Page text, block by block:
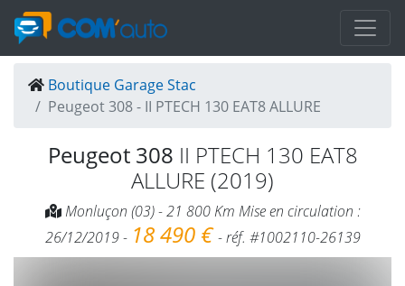
Boutique Garage Stac
Peugeot 308 - II PTECH 130 EAT8 ALLURE
Peugeot 308 II PTECH 130 EAT8
ALLURE (2019)
Monluçon (03) - 21 800 Km Mise en circulation :
26/12/2019 - 18 490 €- réf. #1002110-26139